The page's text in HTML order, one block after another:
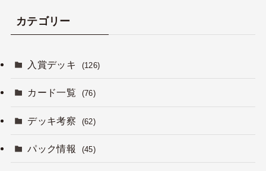
カテゴリー
入賞デッキ (126)
カード一覧 (76)
デッキ考察 (62)
パック情報 (45)